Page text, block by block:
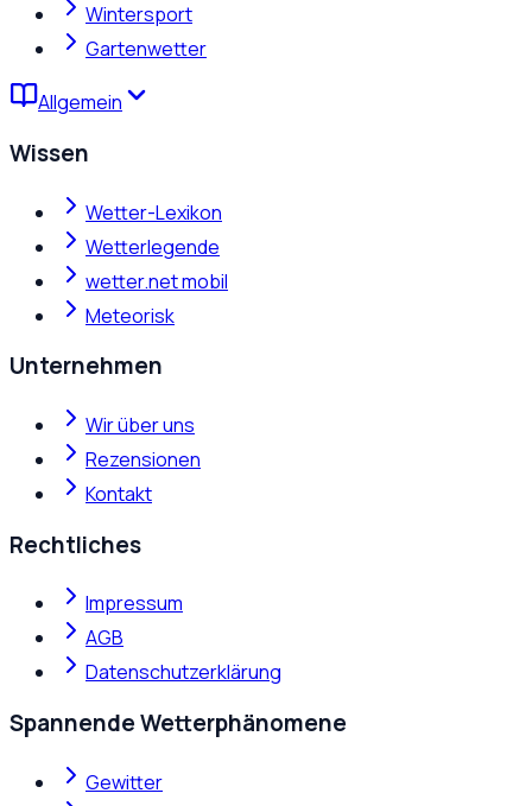
Wintersport
Gartenwetter
Allgemein
Wissen
Wetter-Lexikon
Wetterlegende
wetter.net mobil
Meteorisk
Unternehmen
Wir über uns
Rezensionen
Kontakt
Rechtliches
Impressum
AGB
Datenschutzerklärung
Spannende Wetterphänomene
Gewitter